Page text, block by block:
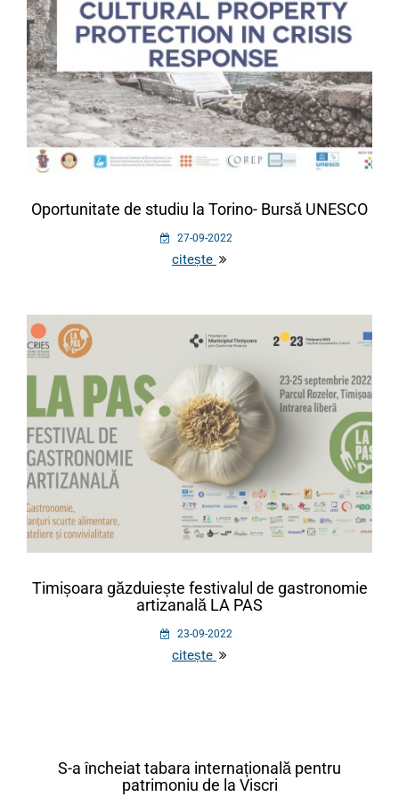
Oportunitate de studiu la Torino- Bursă UNESCO
27-09-2022
citește
Timișoara găzduiește festivalul de gastronomie
artizanală LA PAS
23-09-2022
citește
S-a încheiat tabara internațională pentru
patrimoniu de la Viscri